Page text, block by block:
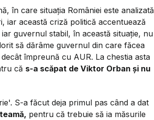
în care situația României este analizată
iar această criză politică accentuează
guvernul stabil, în această situație, nu
să dărâme guvernul din care făcea
împreună cu AUR. La chestia asta
că s-a scăpat de Viktor Orban și nu
S-a făcut deja primul pas când a dat
pentru că trebuie să ia măsurile